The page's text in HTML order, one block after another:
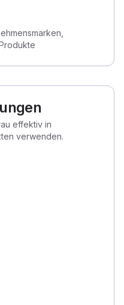
effektiv in
verwenden.